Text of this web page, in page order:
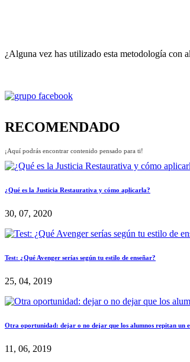
¿Alguna vez has utilizado esta metodología con
RECOMENDADO
¡Aquí podrás encontrar contenido pensado para ti!
¿Qué es la Justicia Restaurativa y cómo aplicarla?
30, 07, 2020
Test: ¿Qué Avenger serías según tu estilo de enseñar?
25, 04, 2019
Otra oportunidad: dejar o no dejar que los alumnos repitan un
11, 06, 2019